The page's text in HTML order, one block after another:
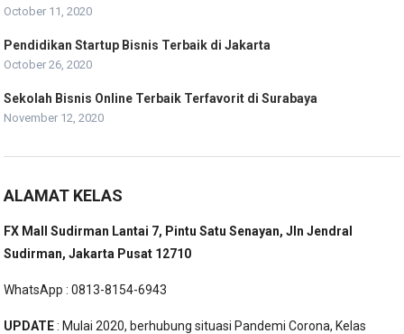
October 11, 2020
Pendidikan Startup Bisnis Terbaik di Jakarta
October 26, 2020
Sekolah Bisnis Online Terbaik Terfavorit di Surabaya
November 12, 2020
ALAMAT KELAS
FX Mall Sudirman Lantai 7, Pintu Satu Senayan, Jln Jendral
Sudirman, Jakarta Pusat 12710
WhatsApp : 0813-8154-6943
UPDATE: Mulai 2020, berhubung situasi Pandemi Corona, Kelas